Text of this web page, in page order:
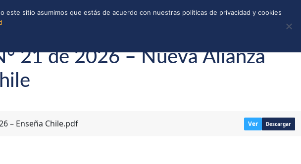
TIENDA CALLEJONES DONAR
21 de 2026 – Nueva Alianza
– Enseña Chile.pdf Ver Descargar
sitio asumimos que estás de acuerdo con nuestras políticas de privacidad y cookies